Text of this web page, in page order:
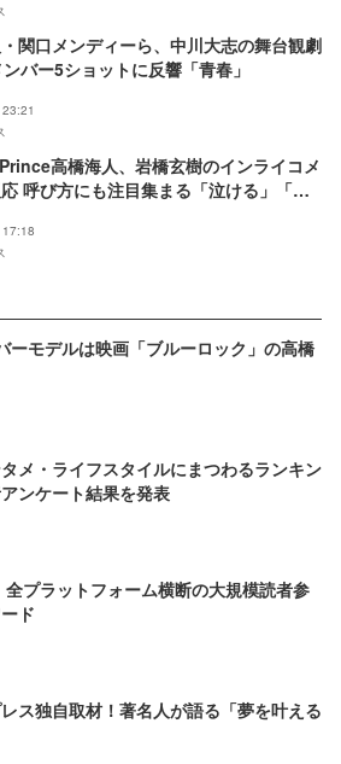
関口メンディーら、中川大志の舞台観劇
ンバー5ショットに反響「青春」
高橋海人、岩橋玄樹のインライコメ
呼び方にも注目集まる「泣ける」「尊
ーモデルは映画「ブルーロック」の高橋
メ・ライフスタイルにまつわるランキン
ンケート結果を発表
全プラットフォーム横断の大規模読者参
ド
ス独自取材！著名人が語る「夢を叶える